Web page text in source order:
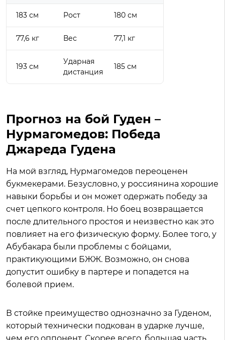
183 см Рост 180 см
77,6 кг Вес 77,1 кг
193 см
Ударная
дистанция
185 см
Прогноз на бой Гуден –
Нурмагомедов: Победа
Джареда Гудена
На мой взгляд, Нурмагомедов переоценен
букмекерами. Безусловно, у россиянина хорошие
навыки борьбы и он может одержать победу за
счет цепкого контроля. Но боец возвращается
после длительного простоя и неизвестно как это
повлияет на его физическую форму. Более того, у
Абубакара были проблемы с бойцами,
практикующими БЖЖ. Возможно, он снова
допустит ошибку в партере и попадется на
болевой прием.
В стойке преимущество однозначно за Гуденом,
который технически подкован в ударке лучше,